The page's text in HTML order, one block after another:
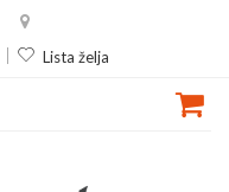
Lista želja